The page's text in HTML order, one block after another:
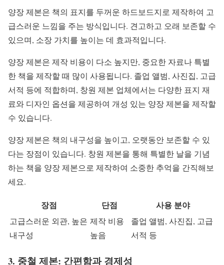
양장 제본은 책의 표지를 두꺼운 하드보드지로 제작하여 고
급스러운 느낌을 주는 방식입니다. 견고하고 오래 보존할 수
있으며, 소장 가치를 높이는 데 효과적입니다.
양장 제본은 제작 비용이 다소 높지만, 중요한 자료나 특별
한 책을 제작할 때 많이 사용됩니다. 졸업 앨범, 사진집, 고급
서적 등에 적합하며, 창원 제본 업체에서는 다양한 표지 재
료와 디자인 옵션을 제공하여 개성 있는 양장 제본을 제작할
수 있습니다.
양장 제본은 책의 내구성을 높이고, 오랫동안 보존할 수 있
다는 장점이 있습니다. 창원 제본을 통해 특별한 날을 기념
하는 책을 양장 제본으로 제작하여 소중한 추억을 간직해보
세요.
장점 단점 사용 분야
고급스러운 외관, 높은
내구성
제작 비용
높음
졸업 앨범, 사진집, 고급
서적 등
3. 중철 제본: 간편함과 경제성